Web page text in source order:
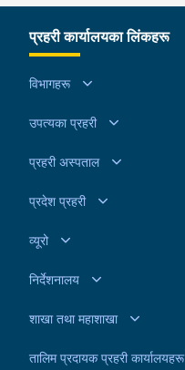
प्रहरी कार्यालयका लिंकहरू
विभागहरू
उपत्यका प्रहरी
प्रहरी अस्पताल
प्रदेश प्रहरी
व्यूरो
निर्देशनालय
शाखा तथा महाशाखा
तालिम प्रदायक प्रहरी कार्यालयहरू